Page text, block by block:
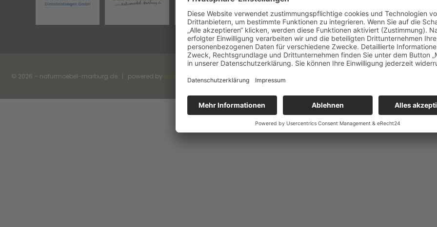
© 2026 – naturmoebel-marburg.de | powered by paecher.com